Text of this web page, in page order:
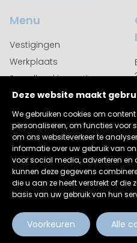
Menu
Vestigingen
Werkplaats
Puzzelboekjes actie
Over ons
Contact
Copyright 2025 AutoExcellent
Privacyverklaring
Deze website maakt
We gebruiken cookies om
personaliseren, om functies voor
om ons websiteverkeer te
informatie over uw gebruik van
voor social media, adverteren en
kunnen deze gegevens
die u aan ze heeft verstrekt of die
basis van uw gebruik van hun
Voorkeuren Alle